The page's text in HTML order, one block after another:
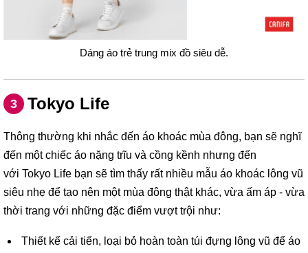
Dáng áo trẻ trung mix đồ siêu dễ.
3 Tokyo Life
Thông thường khi nhắc đến áo khoác mùa đông, bạn sẽ nghĩ
đến một chiếc áo nặng trĩu và cồng kềnh nhưng đến
với Tokyo Life bạn sẽ tìm thấy rất nhiều mẫu áo khoác lông vũ
siêu nhẹ để tạo nên một mùa đông thật khác, vừa ấm áp - vừa
thời trang với những đặc điểm vượt trội như:
Thiết kế cải tiến, loại bỏ hoàn toàn túi đựng lông vũ để áo